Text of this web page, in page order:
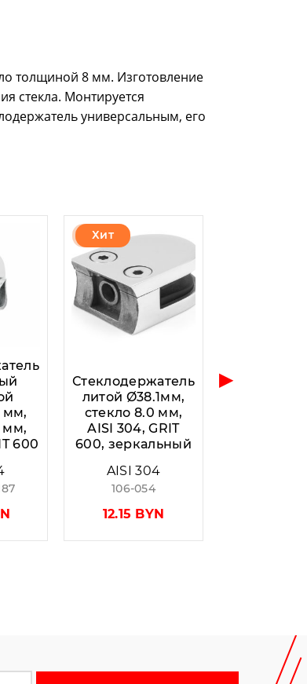
толщиной 8 мм. Изготовление
стекла. Монтируется
универсальным, его
мм,
мм,
600
Хит
Стеклодержатель
литой Ø38.1мм,
стекло 8.0 мм,
AISI 304, GRIT
600, зеркальный
AISI 304
106-054
12.15 BYN
▶